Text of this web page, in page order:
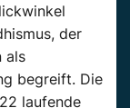
der
als
begreift. Die
laufende